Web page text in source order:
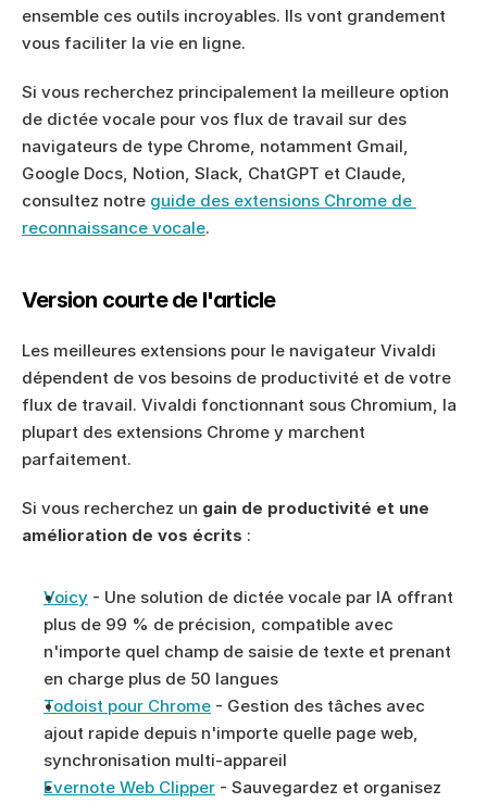
ensemble ces outils incroyables. Ils vont grandement
vous faciliter la vie en ligne.
Si vous recherchez principalement la meilleure option
de dictée vocale pour vos flux de travail sur des
navigateurs de type Chrome, notamment Gmail,
Google Docs, Notion, Slack, ChatGPT et Claude,
consultez notre guide des extensions Chrome de
reconnaissance vocale.
Version courte de l'article
Les meilleures extensions pour le navigateur Vivaldi
dépendent de vos besoins de productivité et de votre
flux de travail. Vivaldi fonctionnant sous Chromium, la
plupart des extensions Chrome y marchent
parfaitement.
Si vous recherchez un gain de productivité et une
amélioration de vos écrits :
Voicy - Une solution de dictée vocale par IA offrant
plus de 99 % de précision, compatible avec
n'importe quel champ de saisie de texte et prenant
en charge plus de 50 langues
Todoist pour Chrome - Gestion des tâches avec
ajout rapide depuis n'importe quelle page web,
synchronisation multi-appareil
Evernote Web Clipper - Sauvegardez et organisez